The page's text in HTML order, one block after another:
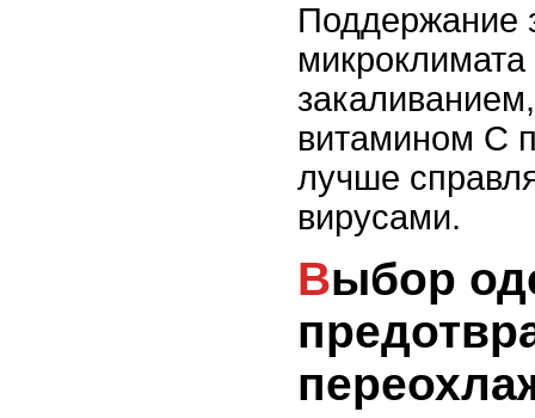
Поддержание
микроклимата
витамином C
лучше
вирусами.
Выбор одежды для